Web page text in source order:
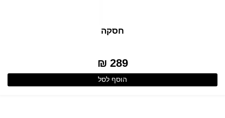
חסקה
289 ₪
הוסף לסל